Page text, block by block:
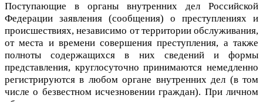
Поступающие в органы внутренних дел Российской
Федерации заявления (сообщения) о преступлениях и
происшествиях, независимо от территории обслуживания,
от места и времени совершения преступления, а также
полноты содержащихся в них сведений и формы
представления, круглосуточно принимаются немедленно
регистрируются в любом органе внутренних дел (в том
числе о безвестном исчезновении граждан). При личном